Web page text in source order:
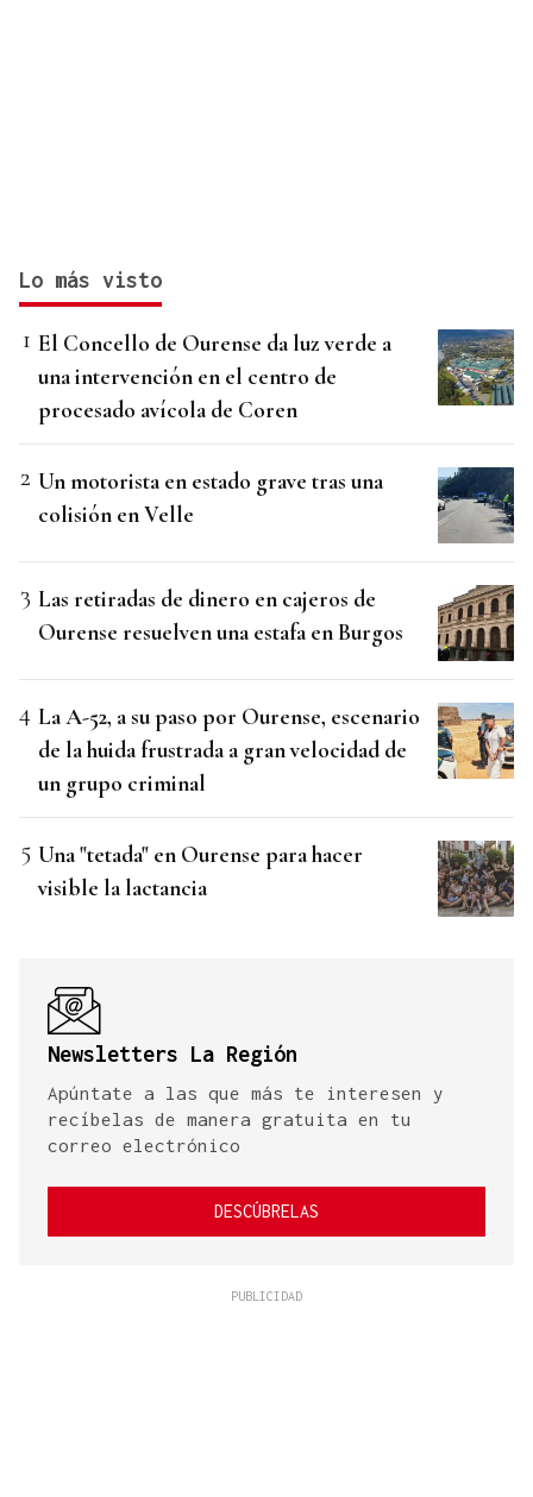
Lo más visto
El Concello de Ourense da luz verde a
una intervención en el centro de
procesado avícola de Coren
Un motorista en estado grave tras una
colisión en Velle
Las retiradas de dinero en cajeros de
Ourense resuelven una estafa en Burgos
La A-52, a su paso por Ourense, escenario
de la huida frustrada a gran velocidad de
un grupo criminal
Una "tetada" en Ourense para hacer
visible la lactancia
Newsletters La Región
Apúntate a las que más te interesen y
recíbelas de manera gratuita en tu
correo electrónico
DESCÚBRELAS